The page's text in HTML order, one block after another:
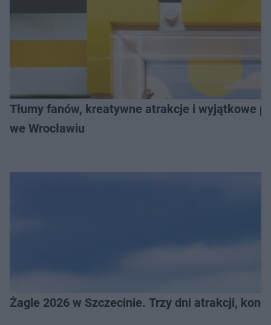
Tłumy fanów, kreatywne atrakcje i wyjątkowe
we Wrocławiu
Żagle 2026 w Szczecinie. Trzy dni atrakcji,